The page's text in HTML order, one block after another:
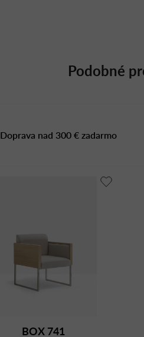
Doprava nad 300 € zadarmo
Podobné
BOX 741